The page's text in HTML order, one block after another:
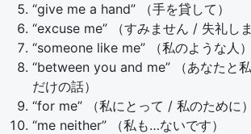
“give me a hand” （手を貸して）
“excuse me” （すみません / 失礼しま
“someone like me” （私のような人）
“between you and me” （あなたと
だけの話）
“for me” （私にとって / 私のために）
“me neither” （私も…ないです）